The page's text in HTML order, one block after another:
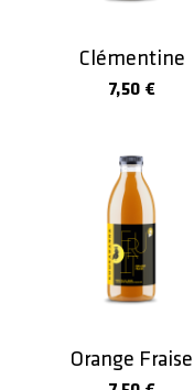
Clémentine
7,50 €
Orange Fraise